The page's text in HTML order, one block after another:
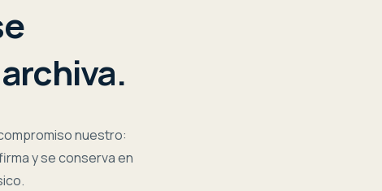
nuestro:
y se conserva en